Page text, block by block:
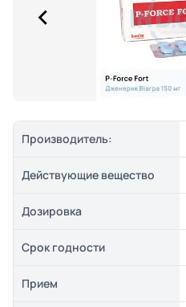
Производитель:
Действующие вещество
Дозировка
Срок годности
Прием